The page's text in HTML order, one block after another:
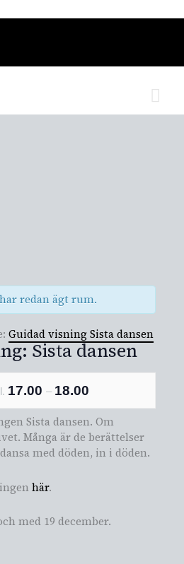
redan ägt rum.
Guidad visning Sista dansen
Sista dansen
17.00 – 18.00
Sista dansen. Om
Många är de berättelser
med döden, in i döden.
här.
med 19 december.